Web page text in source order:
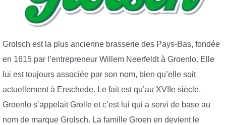
Grolsch est la plus ancienne brasserie des Pays-Bas, fondée
en 1615 par l’entrepreneur Willem Neerfeldt à Groenlo. Elle
lui est toujours associée par son nom, bien qu’elle soit
actuellement à Enschede. Le fait est qu’au XVIIe siècle,
Groenlo s’appelait Grolle et c’est lui qui a servi de base au
nom de marque Grolsch. La famille Groen en devient le